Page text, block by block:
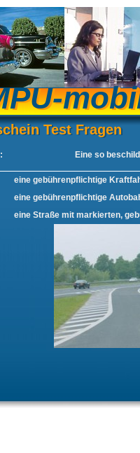
Test Fragen
Test Fragen
Eine so
eine gebührenpflichtige
eine gebührenpflichtige
eine Straße mit markierten,